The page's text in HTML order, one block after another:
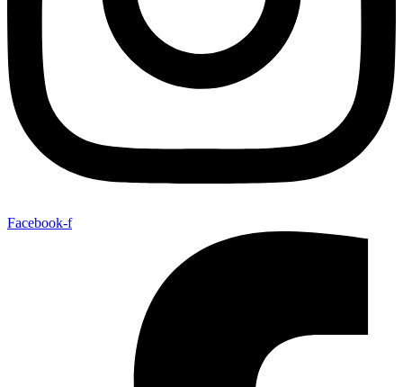
Facebook-f